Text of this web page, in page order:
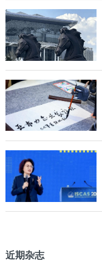
近期杂志